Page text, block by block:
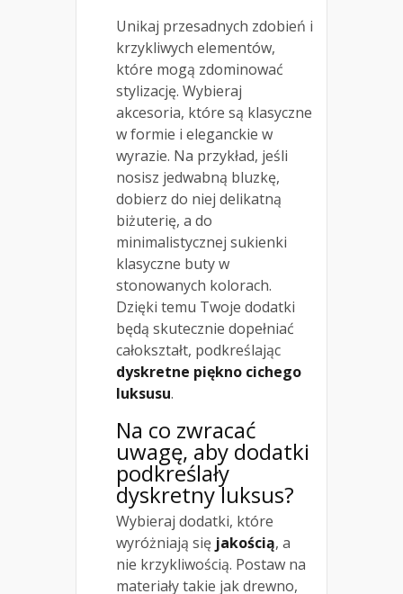
Unikaj przesadnych zdobień i
krzykliwych elementów,
które mogą zdominować
stylizację. Wybieraj
akcesoria, które są klasyczne
w formie i eleganckie w
wyrazie. Na przykład, jeśli
nosisz jedwabną bluzkę,
dobierz do niej delikatną
biżuterię, a do
minimalistycznej sukienki
klasyczne buty w
stonowanych kolorach.
Dzięki temu Twoje dodatki
będą skutecznie dopełniać
całokształt, podkreślając
dyskretne piękno cichego
luksusu.
Na co zwracać
uwagę, aby dodatki
podkreślały
dyskretny luksus?
Wybieraj dodatki, które
wyróżniają się jakością, a
nie krzykliwością. Postaw na
materiały takie jak drewno,